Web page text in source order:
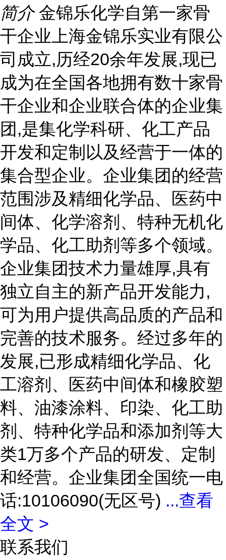
简介 金锦乐化学自第一家骨
干企业上海金锦乐实业有限公
司成立,历经20余年发展,现已
成为在全国各地拥有数十家骨
干企业和企业联合体的企业集
团,是集化学科研、化工产品
开发和定制以及经营于一体的
集合型企业。企业集团的经营
范围涉及精细化学品、医药中
间体、化学溶剂、特种无机化
学品、化工助剂等多个领域。
企业集团技术力量雄厚,具有
独立自主的新产品开发能力,
可为用户提供高品质的产品和
完善的技术服务。经过多年的
发展,已形成精细化学品、化
工溶剂、医药中间体和橡胶塑
料、油漆涂料、印染、化工助
剂、特种化学品和添加剂等大
类1万多个产品的研发、定制
和经营。企业集团全国统一电
话:10106090(无区号) ...查看
全文 >
联系我们